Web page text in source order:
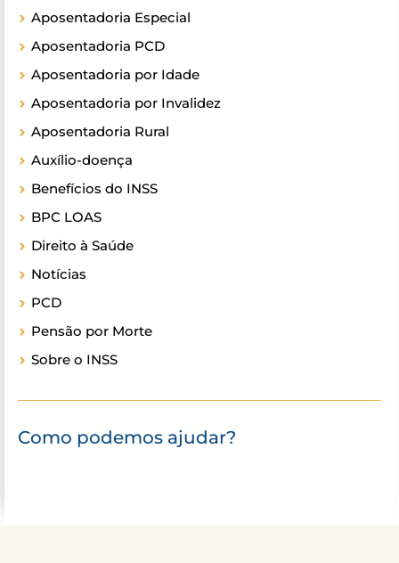
Aposentadoria Especial
Aposentadoria PCD
Aposentadoria por Idade
Aposentadoria por Invalidez
Aposentadoria Rural
Auxílio-doença
Benefícios do INSS
BPC LOAS
Direito à Saúde
Notícias
PCD
Pensão por Morte
Sobre o INSS
Como podemos ajudar?